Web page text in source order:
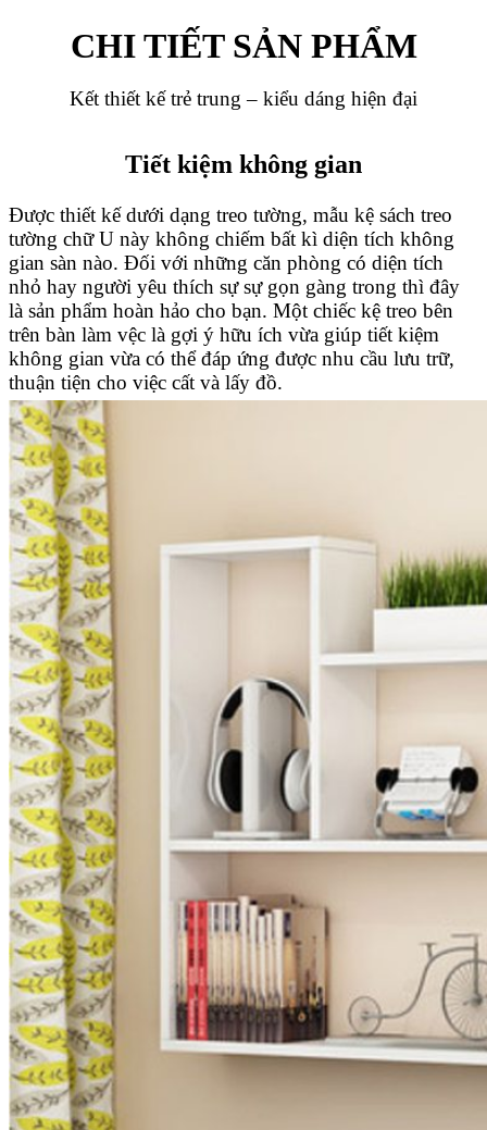
CHI TIẾT SẢN PHẨM
Kết thiết kế trẻ trung – kiểu dáng hiện đại
Tiết kiệm không gian
Được thiết kế dưới dạng treo tường, mẫu kệ sách treo
tường chữ U này không chiếm bất kì diện tích không
gian sàn nào. Đối với những căn phòng có diện tích
nhỏ hay người yêu thích sự sự gọn gàng trong thì đây
là sản phẩm hoàn hảo cho bạn. Một chiếc kệ treo bên
trên bàn làm vệc là gợi ý hữu ích vừa giúp tiết kiệm
không gian vừa có thể đáp ứng được nhu cầu lưu trữ,
thuận tiện cho việc cất và lấy đồ.